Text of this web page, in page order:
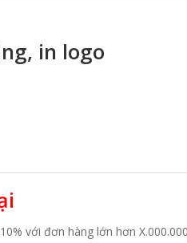
in logo
với đơn hàng lớn hơn